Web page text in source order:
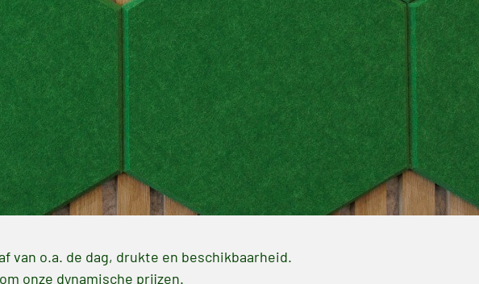
van o.a. de dag, drukte en beschikbaarheid.
onze dynamische prijzen.